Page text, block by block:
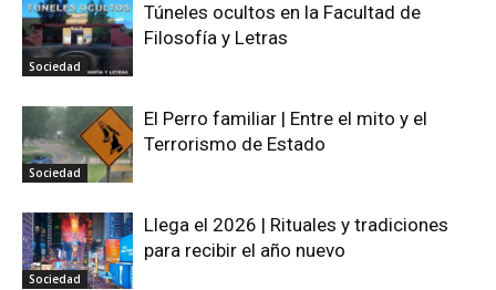
Sociedad
Túneles ocultos en la Facultad de
Filosofía y Letras
Sociedad
El Perro familiar | Entre el mito y el
Terrorismo de Estado
Sociedad
Llega el 2026 | Rituales y tradiciones
para recibir el año nuevo